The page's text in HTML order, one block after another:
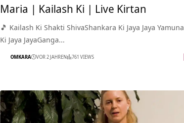
Maria | Kailash Ki | Live Kirtan
🎵 Kailash Ki Shakti ShivaShankara Ki Jaya Jaya Yamuna
Ki Jaya JayaGanga…
OMKARA VOR 2 JAHREN 761 VIEWS